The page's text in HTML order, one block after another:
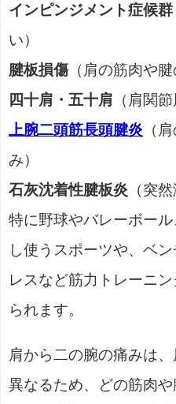
インピンジメント症候群
い）
腱板損傷（肩の筋肉や腱
四十肩・五十肩 （肩関
上腕二頭筋長頭腱炎 （
み）
石灰沈着性腱板炎 （突
特に野球やバレーボー
し使うスポーツや、ベ
レスなど筋力トレーニ
られます。
肩から二の腕の痛みは
異なるため、どの筋肉